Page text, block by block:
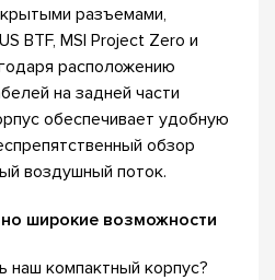
разъемами,
BTF, MSI Project Zero и
расположению
на задней части
обеспечивает удобную
обзор
воздушный поток.
широкие возможности
наш компактный корпус?